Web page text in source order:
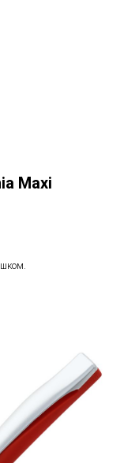
Maxi